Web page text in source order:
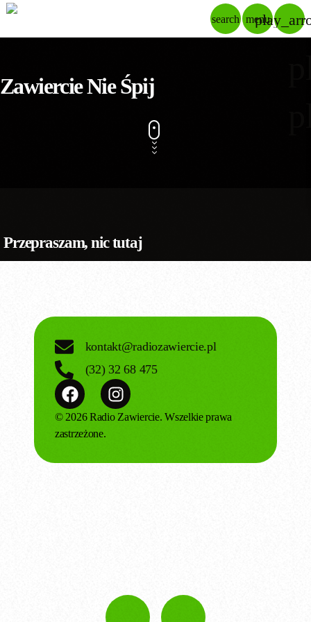
search menu
Zawiercie Nie Śpij
Przepraszam, nic tutaj
kontakt@radiozawiercie.pl
(32) 32 68 475
© 2026 Radio Zawiercie. Wszelkie prawa
zastrzeżone.